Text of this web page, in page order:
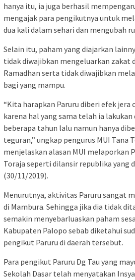
hanya itu, ia juga berhasil
mengajak para pengikutnya untuk
dua kali dalam sehari dan mengubah
Selain itu, paham yang diajarkan
tidak diwajibkan mengeluarkan zakat
Ramadhan serta tidak diwajibkan
bagi yang mampu.
“Kita harapkan Paruru diberi efek jera
karena hal yang sama telah ia lakukan
beberapa tahun lalu namun hanya
teguran,” ungkap pengurus MUI Tana
menjelaskan alasan MUI melaporkan
Toraja seperti dilansir republika yang
(30/11/2019).
Menurutnya, aktivitas Paruru sangat
di Mambura. Sehingga jika dia tidak
semakin menyebarluaskan paham
Kabupaten Palopo sebab diketahui
pengikut Paruru di daerah tersebut.
Para pengikut Paruru Dg Tau yang
Sekolah Dasar telah menyatakan